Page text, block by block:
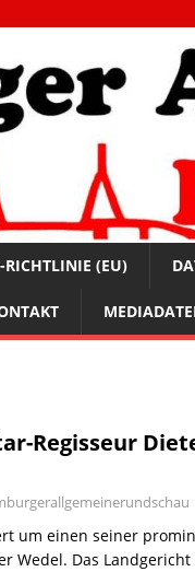
RICHTLINIE (EU)
Regisseur
um einen seiner
Wedel. Das Landgericht